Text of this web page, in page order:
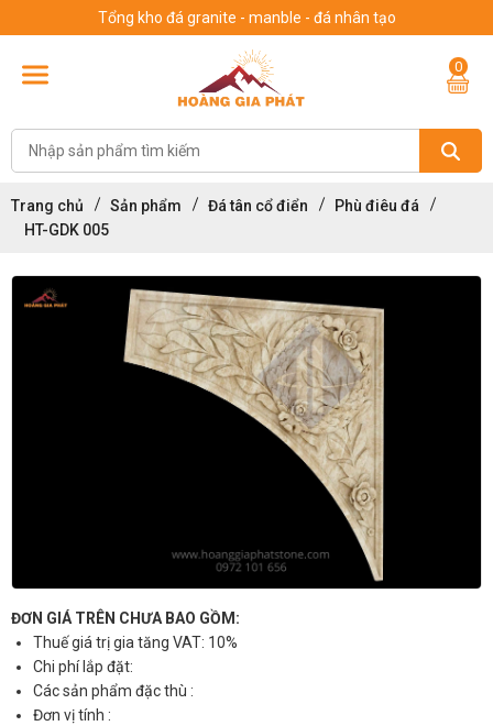
Tổng kho đá granite - manble - đá nhân tạo
0
Trang chủ Sản phẩm Đá tân cổ điển
Phù điêu đá
HT-GDK 005
ĐƠN GIÁ TRÊN CHƯA BAO GỒM:
Thuế giá trị gia tăng VAT: 10%
Chi phí lắp đặt:
Các sản phẩm đặc thù :
Đơn vị tính :